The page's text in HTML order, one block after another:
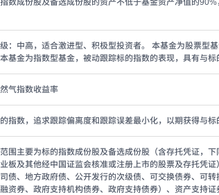
数成份股及备选成份股的资产不低于基金资产净值的
：中高，适合激进型、积极型投资者。 本基金为股票型
基金为指数型基金，被动跟踪标的指数的表现，具有与
气指数收益率
指数，追求跟踪偏离度和跟踪误差最小化，以期获得与标
围主要为标的指数成份股及备选成份股（含存托凭证，
板及其他经中国证监会核准或注册上市的股票及存托凭
债、地方政府债、公开发行的次级债、可交换债券、可
资券、政府支持机构债券、政府支持债券）、资产支持